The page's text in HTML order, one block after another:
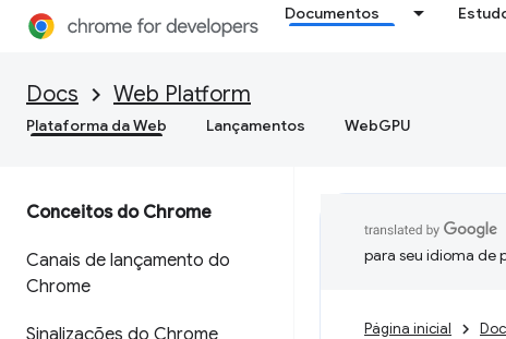
Documentos
Docs Web Platform
Plataforma da Web Lançamentos WebGPU
Conceitos do Chrome
Canais de lançamento do
Chrome
Sinalizações do Chrome
para seu idioma de
Página inicial